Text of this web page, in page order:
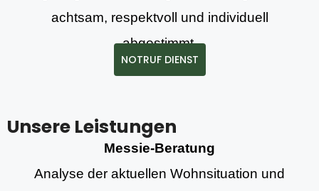
achtsam, respektvoll und individuell
abgestimmt.
NOTRUF DIENST
Unsere Leistungen
Messie-Beratung
Analyse der aktuellen Wohnsituation und